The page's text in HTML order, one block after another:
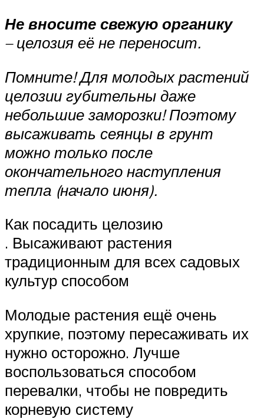
Не вносите свежую органику
– целозия её не переносит.
Помните! Для молодых растений
целозии губительны даже
небольшие заморозки! Поэтому
высаживать сеянцы в грунт
можно только после
окончательного наступления
тепла (начало июня).
Как посадить целозию
. Высаживают растения
традиционным для всех садовых
культур способом
Молодые растения ещё очень
хрупкие, поэтому пересаживать их
нужно осторожно. Лучше
воспользоваться способом
перевалки, чтобы не повредить
корневую систему